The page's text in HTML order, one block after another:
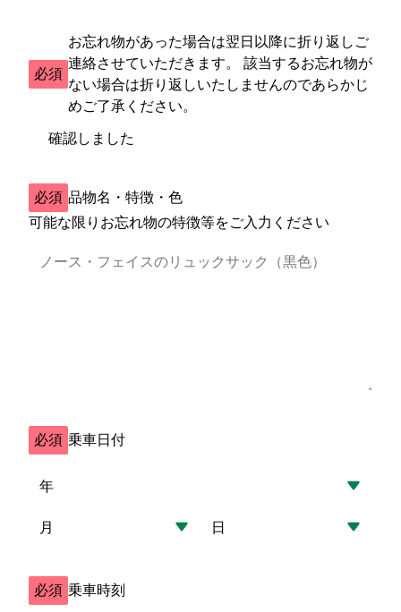
必須
お忘れ物があった場合は翌日以降に折り返しご
連絡させていただきます。 該当するお忘れ物が
ない場合は折り返しいたしませんのであらかじ
めご了承ください。
確認しました
必須 品物名・特徴・色
可能な限りお忘れ物の特徴等をご入力ください
必須 乗車日付
必須 乗車時刻